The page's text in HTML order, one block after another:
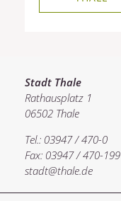
Stadt Thale
Rathausplatz 1
06502 Thale
Tel.: 03947 / 470-0
Fax: 03947 / 470-199
stadt@thale.de